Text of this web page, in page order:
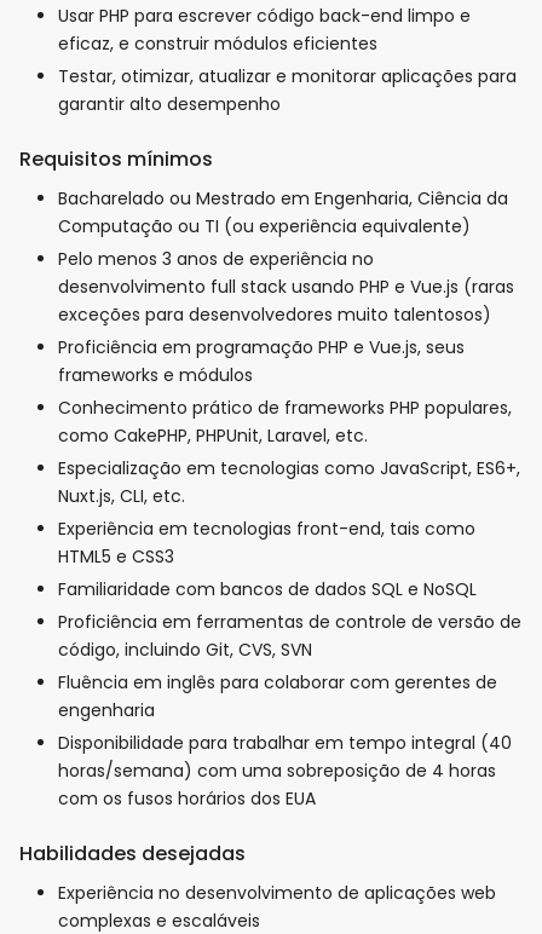
Usar PHP para escrever código back-end limpo e
eficaz, e construir módulos eficientes
Testar, otimizar, atualizar e monitorar aplicações para
garantir alto desempenho
Requisitos mínimos
Bacharelado ou Mestrado em Engenharia, Ciência da
Computação ou TI (ou experiência equivalente)
Pelo menos 3 anos de experiência no
desenvolvimento full stack usando PHP e Vue.js (raras
exceções para desenvolvedores muito talentosos)
Proficiência em programação PHP e Vue.js, seus
frameworks e módulos
Conhecimento prático de frameworks PHP populares,
como CakePHP, PHPUnit, Laravel, etc.
Especialização em tecnologias como JavaScript, ES6+,
Nuxt.js, CLI, etc.
Experiência em tecnologias front-end, tais como
HTML5 e CSS3
Familiaridade com bancos de dados SQL e NoSQL
Proficiência em ferramentas de controle de versão de
código, incluindo Git, CVS, SVN
Fluência em inglês para colaborar com gerentes de
engenharia
Disponibilidade para trabalhar em tempo integral (40
horas/semana) com uma sobreposição de 4 horas
com os fusos horários dos EUA
Habilidades desejadas
Experiência no desenvolvimento de aplicações web
complexas e escaláveis